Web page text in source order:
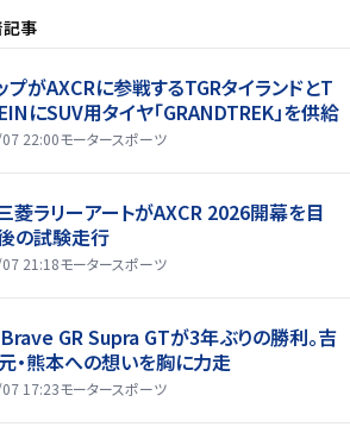
事
プがAXCRに参戦するTGRタイランドとT
にSUV用タイヤ「GRANDTREK」を供給
22:00モータースポーツ
菱ラリーアートがAXCR 2026開幕を目
の試験走行
21:18モータースポーツ
GR Supra GTが3年ぶりの勝利。吉
・熊本への想いを胸に力走
17:23モータースポーツ